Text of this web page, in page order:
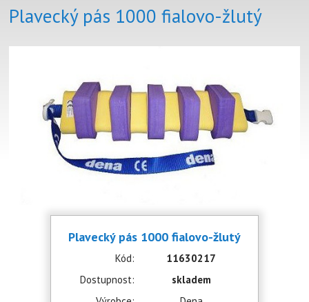
Plavecký pás 1000 fialovo-žlutý
Plavecký pás 1000 fialovo-žlutý
Kód:
11630217
Dostupnost:
skladem